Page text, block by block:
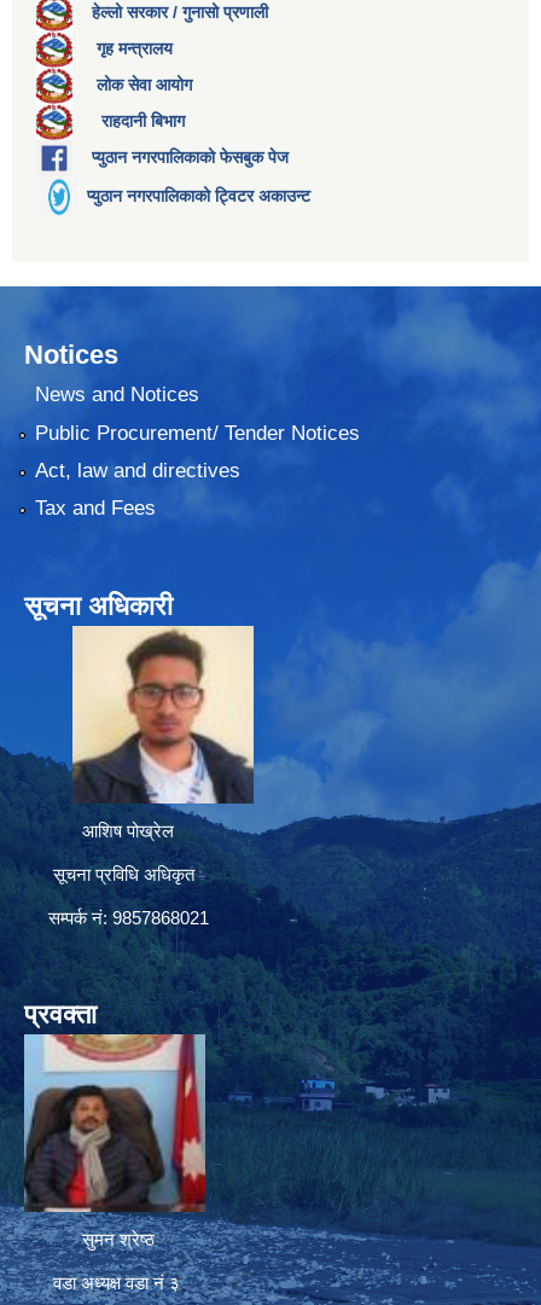
हेल्लो सरकार / गुनासो प्रणाली
गृह मन्त्रालय
लोक सेवा आयोग
राहदानी बिभाग
प्युठान नगरपालिकाको फेसबुक पेज
प्युठान नगरपालिकाको ट्विटर अकाउन्ट
Notices
News and Notices
Public Procurement/ Tender Notices
Act, law and directives
Tax and Fees
सूचना अधिकारी
आशिष पोख्रेल
सूचना प्रविधि अधिकृत
सम्पर्क नं: 9857868021
प्रवक्ता
सुमन श्रेष्ठ
वडा अध्यक्ष वडा नं ३